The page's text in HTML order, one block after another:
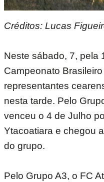
Créditos: Lucas
Neste sábado, 7, pela
Campeonato
representantes
nesta tarde. Pelo
venceu o 4 de Julho
Ytacoatiara e chegou
do grupo.
Pelo Grupo A3, o FC